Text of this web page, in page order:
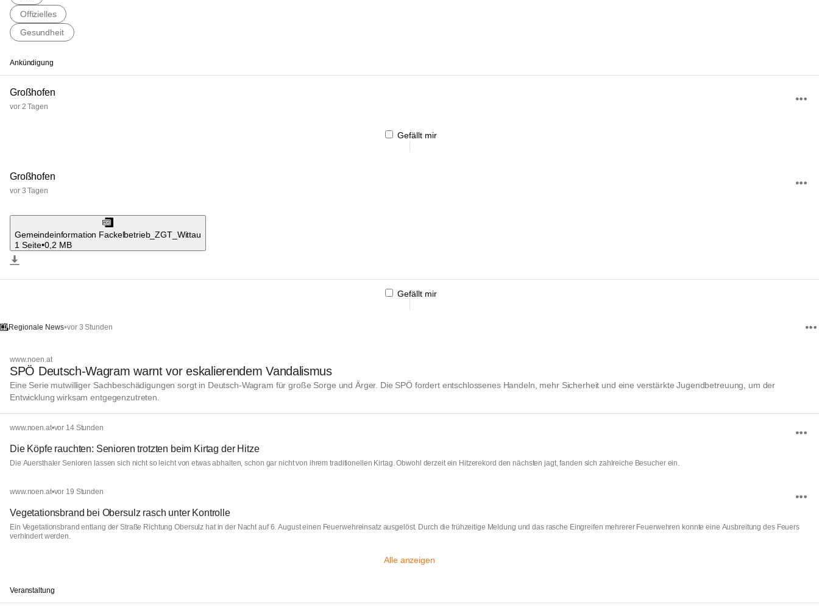
Offizielles
Gesundheit
Ankündigung
Großhofen
vor 2 Tagen
Gefällt mir
Großhofen
vor 3 Tagen
Gemeindeinformation Fackelbetrieb_ZGT_Wittau
1 Seite•0,2 MB
Gefällt mir
Regionale News•vor 3 Stunden
www.noen.at
SPÖ Deutsch‑Wagram warnt vor eskalierendem Vandalismus
Eine Serie mutwilliger Sachbeschädigungen sorgt in Deutsch‑Wagram für große Sorge und Ärger. Die SPÖ fordert entschlossenes Handeln, mehr Sicherheit und eine verstärkte Jugendbetreuung, um der
Entwicklung wirksam entgegenzutreten.
www.noen.at•vor 14 Stunden
Die Köpfe rauchten: Senioren trotzten beim Kirtag der Hitze
Die Auersthaler Senioren lassen sich nicht so leicht von etwas abhalten, schon gar nicht von ihrem traditionellen Kirtag. Obwohl derzeit ein Hitzerekord den nächsten jagt, fanden sich zahlreiche Besucher ein.
www.noen.at•vor 19 Stunden
Vegetationsbrand bei Obersulz rasch unter Kontrolle
Ein Vegetationsbrand entlang der Straße Richtung Obersulz hat in der Nacht auf 6. August einen Feuerwehreinsatz ausgelöst. Durch die frühzeitige Meldung und das rasche Eingreifen mehrerer Feuerwehren konnte eine Ausbreitung des Feuers
verhindert werden.
Alle anzeigen
Veranstaltung